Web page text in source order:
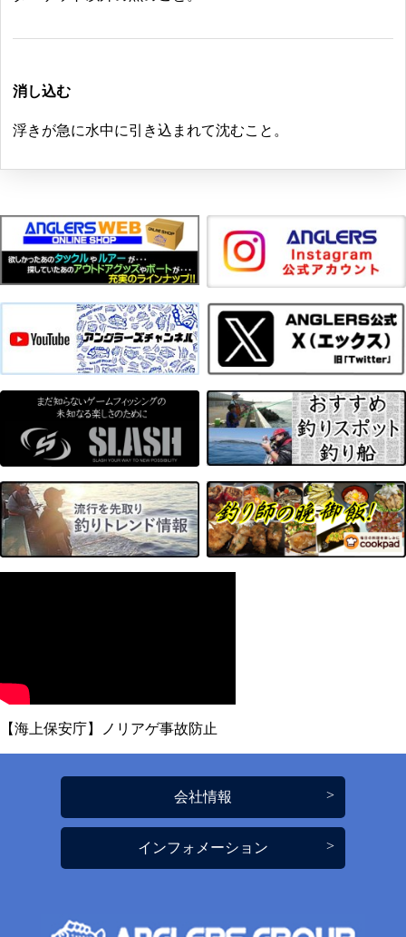
消し込む
浮きが急に水中に引き込まれて沈むこと。
【海上保安庁】ノリアゲ事故防止
会社情報
インフォメーション